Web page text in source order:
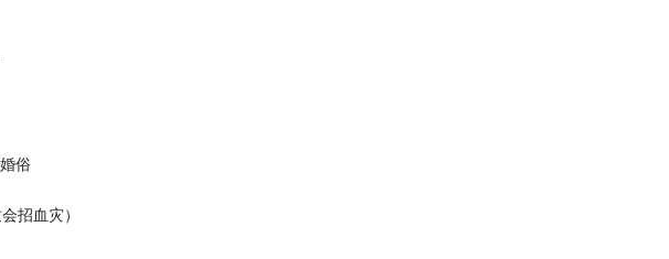
俗
招血灾）